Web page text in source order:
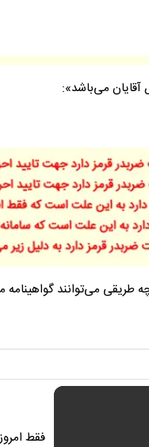
می‌باشد»:
می‌توانند گواهینامه